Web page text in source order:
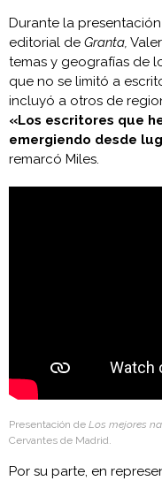
Durante la
editorial de Granta,
temas y geografías de
que no se limitó a
incluyó a otros de
«Los escritores que
emergiendo desde
remarcó Miles.
Presentación de Los mejores
Cervantes de Madrid.
Por su parte, en